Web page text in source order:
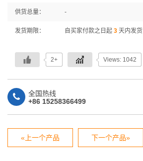
供货总量： -
发货期限： 自买家付款之日起 3 天内发货
2+ Views: 1042
全国热线
+86 15258366499
«上一个产品 下一个产品»